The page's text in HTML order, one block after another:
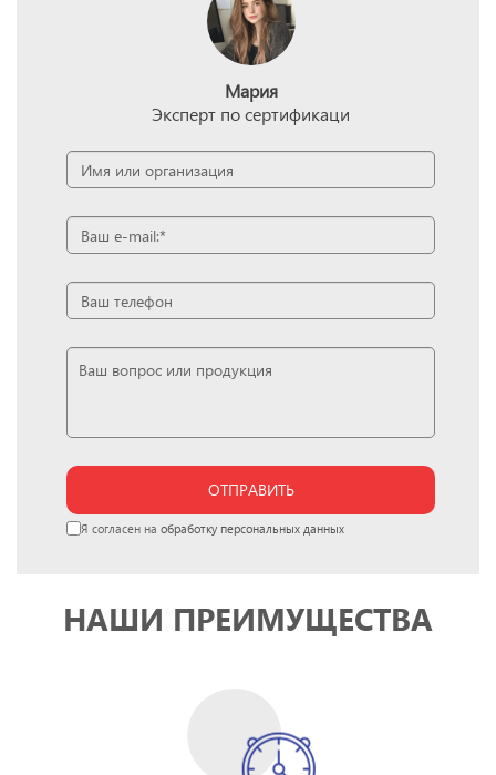
Мария
Эксперт по сертификаци
ОТПРАВИТЬ
Я согласен на обработку персональных данных
НАШИ ПРЕИМУЩЕСТВА